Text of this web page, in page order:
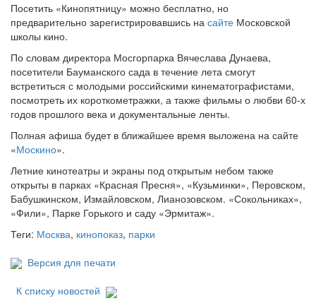
Посетить «Кинопятницу» можно бесплатно, но
предварительно зарегистрировавшись на сайте Московской
школы кино.
По словам директора Мосгорпарка Вячеслава Дунаева,
посетители Бауманского сада в течение лета смогут
встретиться с молодыми российскими кинематографистами,
посмотреть их короткометражки, а также фильмы о любви 60-х
годов прошлого века и документальные ленты.
Полная афиша будет в ближайшее время выложена на сайте
«Москино».
Летние кинотеатры и экраны под открытым небом также
открыты в парках «Красная Пресня», «Кузьминки», Перовском,
Бабушкинском, Измайловском, Лианозовском. «Сокольниках»,
«Фили», Парке Горького и саду «Эрмитаж».
Теги: Москва, кинопоказ, парки
Версия для печати
К списку новостей